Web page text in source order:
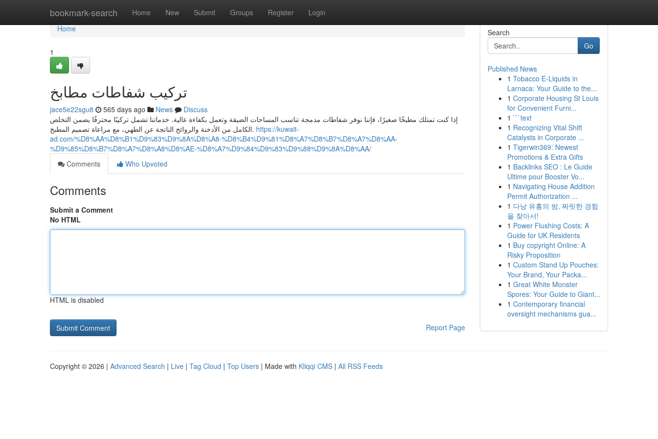
bookmark-search Home New Submit Groups Register Login
Home
Home
1
تركيب شفاطات مطابخ
jace5e22sgu8 565 days ago News
Discuss
إذا كنت تمتلك مطبخًا صغيرًا، فإننا نوفر شفاطات مدمجة تناسب المساحات الضيقة وتعمل بكفاءة عالية. خدماتنا تشمل تركيبًا محترفًا يضمن التخلص
الكامل من الأدخنة والروائح الناتجة عن الطهي، مع مراعاة تصميم المطبخ. https://kuwait-
ad.com/%D8%AA%D8%B1%D9%83%D9%8A%D8%A8-%D8%B4%D9%81%D8%A7%D8%B7%D8%A7%D8%AA-
%D9%85%D8%B7%D8%A7%D8%A8%D8%AE-%D8%A7%D9%84%D9%83%D9%88%D9%8A%D8%AA/
Comments
Who Upvoted
Comments
Submit a Comment
No HTML
HTML is disabled
Report Page
Search
Go
Published News
1 Tobacco E-Liquids in
Larnaca: Your Guide to the...
1 Corporate Housing St Louis
for Convenient Furni...
1 ```text
1 Recognizing Vital Shift
Catalysts in Corporate ...
1 Tigerwin369: Newest
Promotions & Extra Gifts
1 Backlinks SEO : Le Guide
Ultime pour Booster Vo...
1 Navigating House Addition
Permit Authorization ...
1 다낭 유흥의 밤, 짜릿한 경험
을 찾아서!
1 Power Flushing Costs: A
Guide for UK Residents
1 Buy copyright Online: A
Risky Proposition
1 Custom Stand Up Pouches:
Your Brand, Your Packa...
1 Great White Monster
Spores: Your Guide to Giant...
1 Contemporary financial
oversight mechanisms gua...
Copyright © 2026 | Advanced Search | Live | Tag Cloud | Top Users | Made with Kliqqi CMS | All RSS Feeds